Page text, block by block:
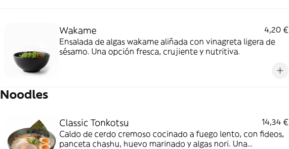
Wakame
4,20 €
Ensalada de algas wakame aliñada con vinagreta ligera de
sésamo. Una opción fresca, crujiente y nutritiva.
Noodles
Classic Tonkotsu
14,34 €
Caldo de cerdo cremoso cocinado a fuego lento, con fideos,
panceta chashu, huevo marinado y algas nori. Una